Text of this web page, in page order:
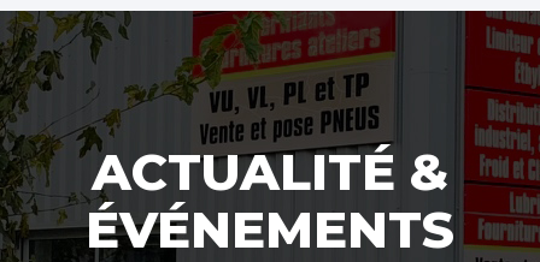
ACTUALITÉ &
ÉVÉNEMENTS